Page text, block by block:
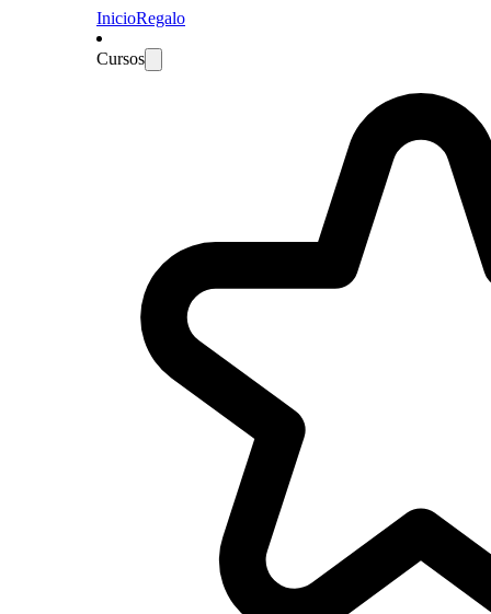
InicioRegalo
Cursos